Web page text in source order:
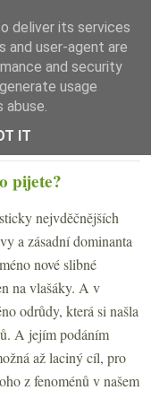
pijete?
nejvděčnějších
a zásadní dominanta
nové slibné
na vlašáky. A v
odrůdy, která si našla
A jejím podáním
až laciný cíl, pro
z fenoménů v našem
deliver its services
and user-agent are
and security
usage
IT